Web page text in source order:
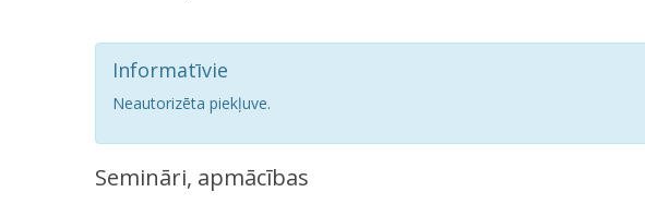
Informatīvie
Neautorizēta piekļuve.
Semināri, apmācības